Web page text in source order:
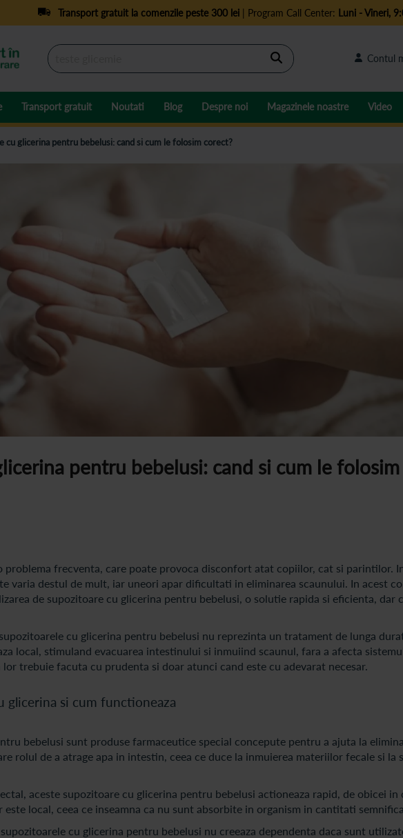
Transport gratuit la comenzile peste 300 lei| Program Call Center: Luni - Vineri,
Cautare Contul
Transport gratuit Noutati Blog Despre noi Magazinele noastre Video
cu glicerina pentru bebelusi: cand si cum le folosim corect?
pentru bebelusi: cand si cum le
problema frecventa, care poate provoca disconfort atat copiilor, cat si parintilor.
varia destul de mult, iar uneori apar dificultati in eliminarea scaunului. In acest
de supozitoare cu glicerina pentru bebelusi, o solutie rapida si eficienta, dar
cu glicerina pentru bebelusi nu reprezinta un tratament de lunga
local, stimuland evacuarea intestinului si inmuiind scaunul, fara a afecta
trebuie facuta cu prudenta si doar atunci cand este cu adevarat necesar.
glicerina si cum functioneaza
bebelusi sunt produse farmaceutice special concepute pentru a ajuta la
rolul de a atrage apa in intestin, ceea ce duce la inmuierea materiilor fecale si la
aceste supozitoare cu glicerina pentru bebelusi actioneaza rapid, de obicei in
local, ceea ce inseamna ca nu sunt absorbite in organism in cantitati
cu glicerina pentru bebelusi nu creeaza dependenta daca sunt